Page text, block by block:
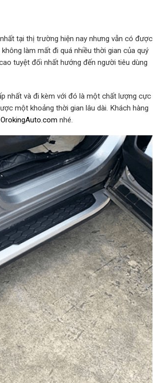
tại thị trường hiện nay nhưng vẫn có được
làm mất đi quá nhiều thời gian của quý
tuyệt đối nhất hướng đến người tiêu dùng
nhất và đi kèm với đó là một chất lượng cực
một khoảng thời gian lâu dài. Khách hàng
OrokingAuto.com nhé.